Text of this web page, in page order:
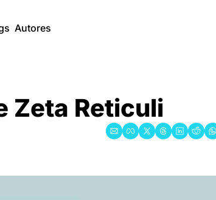
Autores
Zeta Reticuli